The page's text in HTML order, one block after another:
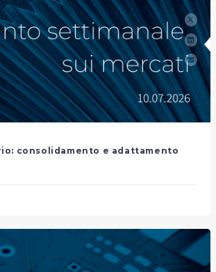
consolidamento e adattamento